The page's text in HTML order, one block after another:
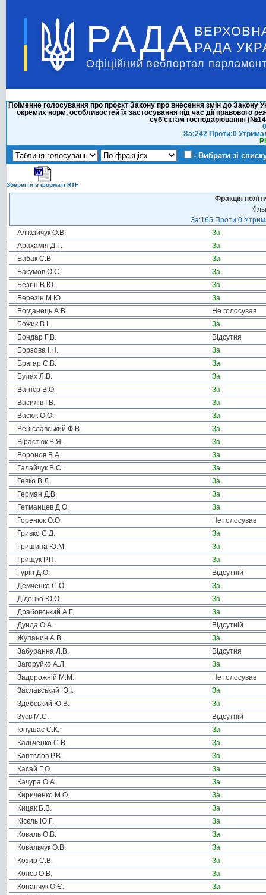
РАДА РАДА
Офіційний вебпортал
Поіменне голосування про проєкт Закону про внесення змін до
окремих норм, особливостей їх застосування під час дії правового
суб’єктам господарювання
За:242 Проти:0
- Вибрати зі
Зберегти в форматі RTF
Фракція
За:165 Проти:0
Аліксійчук О.В.
За
Арахамія Д.Г.
За
Бабак С.В.
За
Бакумов О.С.
За
Безгін В.Ю.
За
Березін М.Ю.
За
Богданець А.В.
Не голосував
Божик В.І.
За
Бондар Г.В.
Відсутня
Борзова І.Н.
За
Брагар Є.В.
За
Булах Л.В.
За
Вагнєр В.О.
За
Василів І.В.
За
Васюк О.О.
За
Веніславський Ф.В.
За
Вірастюк В.Я.
За
Воронов В.А.
За
Галайчук В.С.
За
Гевко В.Л.
За
Герман Д.В.
За
Гетманцев Д.О.
За
Горенюк О.О.
Не голосував
Гривко С.Д.
За
Гришина Ю.М.
За
Грищук Р.П.
За
Гурін Д.О.
Відсутній
Демченко С.О.
За
Діденко Ю.О.
За
Драбовський А.Г.
За
Дунда О.А.
Відсутній
Жупанин А.В.
За
Забуранна Л.В.
Відсутня
Загоруйко А.Л.
За
Задорожній М.М.
Не голосував
Заславський Ю.І.
За
Здебський Ю.В.
За
Зуєв М.С.
Відсутній
Іонушас С.К.
За
Кальченко С.В.
За
Каптєлов Р.В.
За
Касай Г.О.
За
Качура О.А.
За
Кириченко М.О.
За
Кицак Б.В.
За
Кісєль Ю.Г.
За
Коваль О.В.
За
Ковальчук О.В.
За
Козир С.В.
За
Колєв О.В.
За
Копанчук О.Є.
За